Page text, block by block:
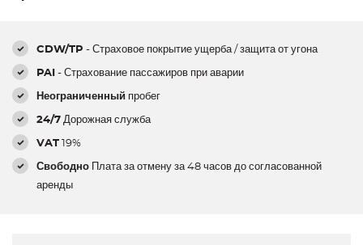
CDW/TP - Страховое покрытие ущерба / защита от угона
PAI - Страхование пассажиров при аварии
Неограниченный пробег
24/7 Дорожная служба
VAT 19%
Свободно Плата за отмену за 48 часов до согласованной
аренды